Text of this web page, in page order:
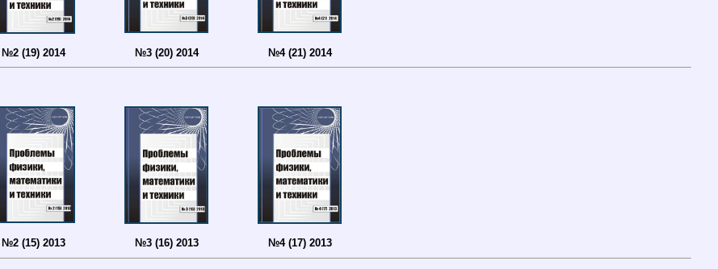
№2 (19) 2014 №3 (20) 2014 №4 (21) 2014
№2 (15) 2013 №3 (16) 2013 №4 (17) 2013